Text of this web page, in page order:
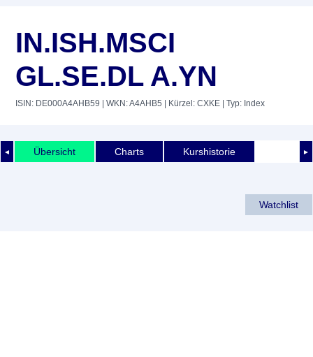
IN.ISH.MSCI
GL.SE.DL A.YN
ISIN: DE000A4AHB59 | WKN: A4AHB5 | Kürzel: CXKE | Typ: Index
◄ ►
Übersicht Charts Kurshistorie
Watchlist